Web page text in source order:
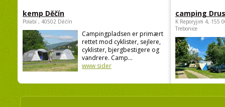
kemp Děčín
Polabí , 40502 Děčín
Campingpladsen er primært
rettet mod cyklister, sejlere,
cyklister, bjergbestigere og
vandrere. Camp...
www sider
camping
K Reporyjim 4, 155
Trebonice